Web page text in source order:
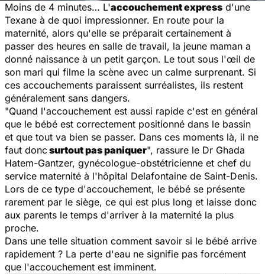
Moins de 4 minutes… L'accouchement express d'une
Texane à de quoi impressionner. En route pour la
maternité, alors qu'elle se préparait certainement à
passer des heures en salle de travail, la jeune maman a
donné naissance à un petit garçon. Le tout sous l'œil de
son mari qui filme la scène avec un calme surprenant. Si
ces accouchements paraissent surréalistes, ils restent
généralement sans dangers.
"Quand l'accouchement est aussi rapide c'est en général
que le bébé est correctement positionné dans le bassin
et que tout va bien se passer. Dans ces moments là, il ne
faut doncsurtout pas paniquer", rassure le Dr Ghada
Hatem-Gantzer, gynécologue-obstétricienne et chef du
service maternité à l'hôpital Delafontaine de Saint-Denis.
Lors de ce type d'accouchement, le bébé se présente
rarement par le siège, ce qui est plus long et laisse donc
aux parents le temps d'arriver à la maternité la plus
proche.
Dans une telle situation comment savoir si le bébé arrive
rapidement ? La perte d'eau ne signifie pas forcément
que l'accouchement est imminent.